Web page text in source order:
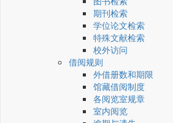
期刊检索
学位论文检索
特殊文献检索
校外访问
借阅规则
外借册数和期限
馆藏借阅制度
各阅览室规章
室内阅览